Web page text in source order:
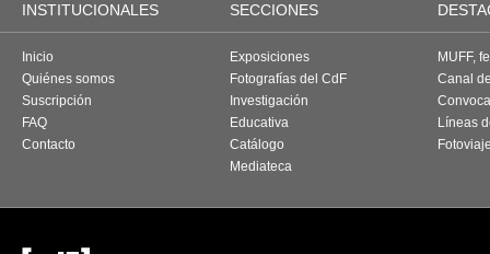
INSTITUCIONALES SECCIONES
Inicio
Quiénes somos
Suscripción
FAQ
Contacto
Exposiciones
Fotografías del CdF
Investigación
Educativa
Catálogo
Mediateca
MUFF,
Canal
Líneas